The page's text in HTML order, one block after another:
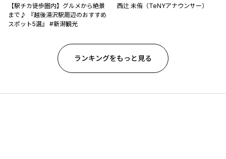
【駅チカ徒歩圏内】グルメから絶景
まで♪ 『越後湯沢駅周辺のおすすめ
スポット5選』 #新潟観光
西辻 未侑（TeNYアナウンサー）
ランキングをもっと見る